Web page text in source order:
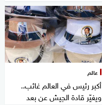
عالم
أكبر رئيس في العالم غائب..
ويغيّر قادة الجيش عن بعد